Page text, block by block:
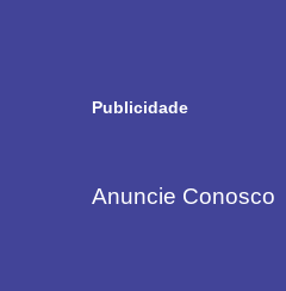
Publicidade
Anuncie Conosco